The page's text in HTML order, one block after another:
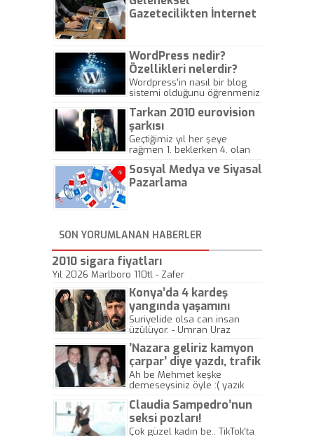
Gazetecilikten İnternet
WordPress nedir?
Özellikleri nelerdir?
Wordpress'in nasıl bir blog
sistemi olduğunu öğrenmeniz
Tarkan 2010 eurovision
şarkısı
Geçtiğimiz yıl her şeye
rağmen 1. beklerken 4. olan
gösterisinin bu yarışmada
önemli olmadığını anlamıştır.
Sosyal Medya ve Siyasal
Pazarlama
SON YORUMLANAN HABERLER
2010 sigara fiyatları
Yıl 2026 Marlboro 110tl - Zafer
Konya’da 4 kardeş
yangında yaşamını
yitirdi
Suriyelide olsa can insan
üzülüyor. - Umran Uraz
’Nazara geliriz kamyon
çarpar’ diye yazdı, trafik
kazasında öldü!
Ah be Mehmet keşke
demeseysiniz öyle :( yazık
Claudia Sampedro’nun
seksi pozları!
Çok güzel kadın be.. TikTok'ta